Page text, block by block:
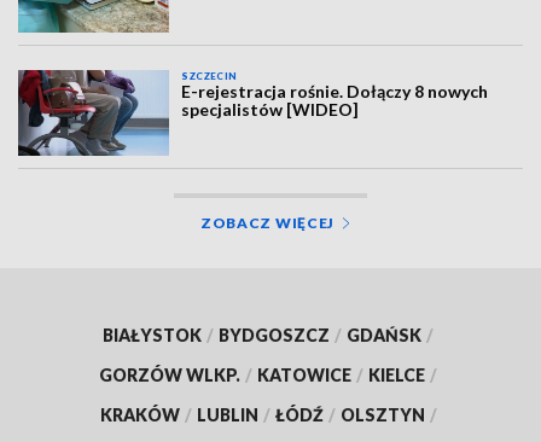
SZCZECIN
E-rejestracja rośnie. Dołączy 8 nowych
specjalistów [WIDEO]
ZOBACZ WIĘCEJ
BIAŁYSTOK / BYDGOSZCZ / GDAŃSK /
GORZÓW WLKP. / KATOWICE / KIELCE /
KRAKÓW / LUBLIN / ŁÓDŹ / OLSZTYN /